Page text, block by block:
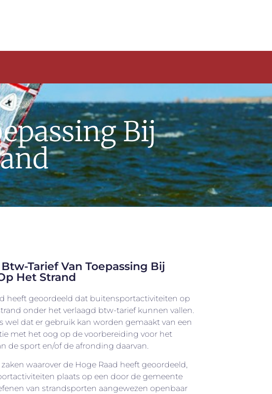
Bij
Tarief Van Toepassing Bij
Het Strand
heeft geoordeeld dat buitensportactiviteiten op
onder het verlaagd btw-tarief kunnen vallen.
wel dat er gebruik kan worden gemaakt van een
met het oog op de voorbereiding voor het
de sport en/of de afronding daarvan.
waarover de Hoge Raad heeft geoordeeld,
plaats op een door de gemeente
van strandsporten aangewezen openbaar